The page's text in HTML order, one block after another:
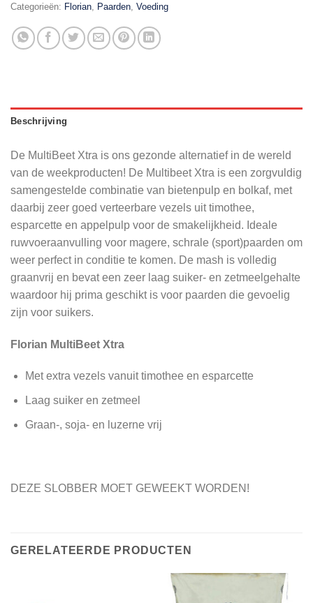
Categorieën: Florian Paarden Voeding
Beschrijving
De MultiBeet Xtra is ons gezonde alternatief in de wereld
van de weekproducten! De Multibeet Xtra is een zorgvuldig
samengestelde combinatie van bietenpulp en bolkaf, met
daarbij zeer goed verteerbare vezels uit timothee,
esparcette en appelpulp voor de smakelijkheid. Ideale
ruwvoeraanvulling voor magere, schrale (sport)paarden om
weer perfect in conditie te komen. De mash is volledig
graanvrij en bevat een zeer laag suiker- en zetmeelgehalte
waardoor hij prima geschikt is voor paarden die gevoelig
zijn voor suikers.
Florian MultiBeet Xtra
Met extra vezels vanuit timothee en esparcette
Laag suiker en zetmeel
Graan-, soja- en luzerne vrij
DEZE SLOBBER MOET GEWEEKT WORDEN!
GERELATEERDE PRODUCTEN